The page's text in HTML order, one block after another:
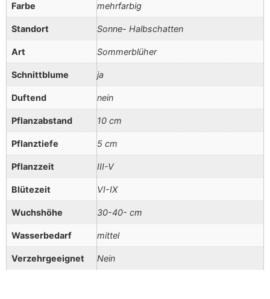
Farbe mehrfarbig
Standort Sonne- Halbschatten
Art Sommerblüher
Schnittblume ja
Duftend nein
Pflanzabstand 10 cm
Pflanztiefe 5 cm
Pflanzzeit III-V
Blütezeit VI-IX
Wuchshöhe 30-40- cm
Wasserbedarf mittel
Verzehrgeeignet Nein